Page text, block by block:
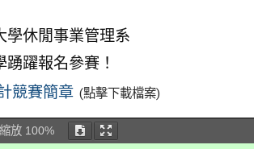
學休閒事業管理系
躍報名參賽！
競賽簡章 (點擊下載檔案)
縮放 100%